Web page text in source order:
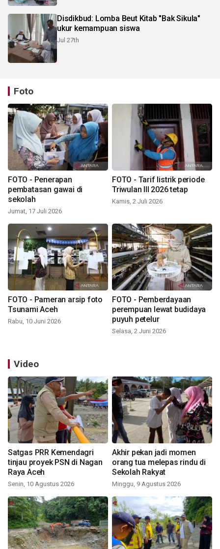
Disdikbud: Lomba Beut Kitab "Bak Sikula"
ukur kemampuan siswa
Jul 27th
Foto
FOTO - Penerapan
pembatasan gawai di
sekolah
Jumat, 17 Juli 2026
FOTO - Tarif listrik periode
Triwulan III 2026 tetap
Kamis, 2 Juli 2026
FOTO - Pameran arsip foto
Tsunami Aceh
Rabu, 10 Juni 2026
FOTO - Pemberdayaan
perempuan lewat budidaya
puyuh petelur
Selasa, 2 Juni 2026
Video
Satgas PRR Kemendagri
tinjau proyek PSN di Nagan
Raya Aceh
Senin, 10 Agustus 2026
Akhir pekan jadi momen
orang tua melepas rindu di
Sekolah Rakyat
Minggu, 9 Agustus 2026